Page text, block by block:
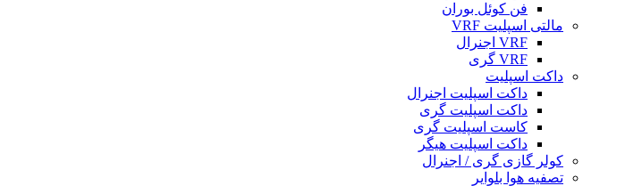
فن کوئل بوران
مالتی اسپلیت VRF
VRF اجنرال
VRF گری
داکت اسپلیت
داکت اسپلیت اجنرال
داکت اسپلیت گری
کاست اسپلیت گری
داکت اسپلیت هیگر
کولر گازی گری / اجنرال
تصفیه هوا بلوایر